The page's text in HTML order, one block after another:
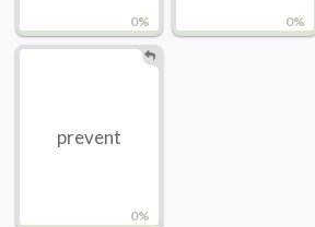
0% 0%
0%
prevent